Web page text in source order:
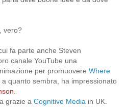
vero?
cui fa parte anche Steven
canale YouTube una
per promuovere Where
a quanto sembra, ha impressionato
grazie a Cognitive Media in UK.